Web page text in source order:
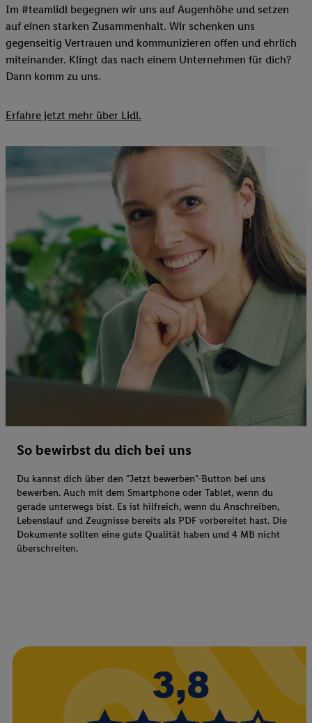
Im #teamlidl begegnen wir uns auf Augenhöhe und setzen
auf einen starken Zusammenhalt. Wir schenken uns
gegenseitig Vertrauen und kommunizieren offen und ehrlich
miteinander. Klingt das nach einem Unternehmen für dich?
Dann komm zu uns.​
Erfahre jetzt mehr über Lidl.
So bewirbst du dich bei uns
Du kannst dich über den "Jetzt bewerben"-Button bei uns
bewerben. Auch mit dem Smartphone oder Tablet, wenn du
gerade unterwegs bist. Es ist hilfreich, wenn du Anschreiben,
Lebenslauf und Zeugnisse bereits als PDF vorbereitet hast. Die
Dokumente sollten eine gute Qualität haben und 4 MB nicht
überschreiten.